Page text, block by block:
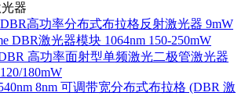
器
DBR高功率分布式布拉格反射激光器 9mW
DBR激光器模块 1064nm 150-250mW
高功率面射型单频激光二极管激光器
180mW
8nm 可调带宽分布式布拉格 (DBR 激